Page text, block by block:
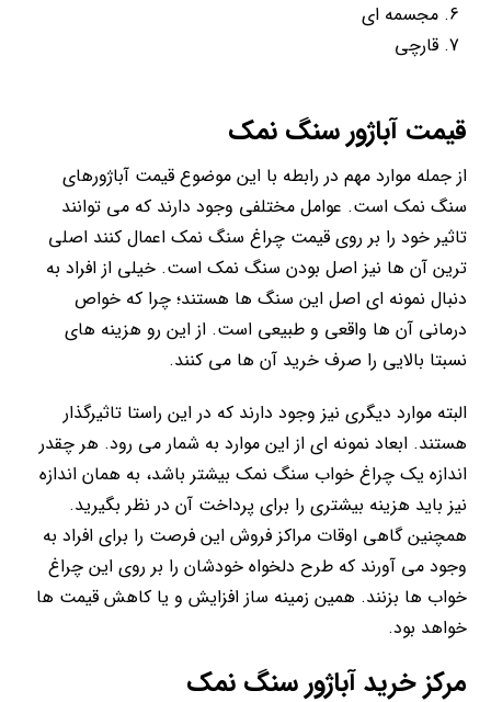
مجسمه ای
قارچی
قیمت آباژور سنگ نمک
از جمله موارد مهم در رابطه با این موضوع قیمت آباژورهای
سنگ نمک است. عوامل مختلفی وجود دارند که می توانند
تاثیر خود را بر روی قیمت چراغ سنگ نمک اعمال کنند اصلی
ترین آن ها نیز اصل بودن سنگ نمک است. خیلی از افراد به
دنبال نمونه ای اصل این سنگ ها هستند؛ چرا که خواص
درمانی آن ها واقعی و طبیعی است. از این رو هزینه های
نسبتا بالایی را صرف خرید آن ها می کنند.
البته موارد دیگری نیز وجود دارند که در این راستا تاثیرگذار
هستند. ابعاد نمونه ای از این موارد به شمار می رود. هر چقدر
اندازه یک چراغ خواب سنگ نمک بیشتر باشد، به همان اندازه
نیز باید هزینه بیشتری را برای پرداخت آن در نظر بگیرید.
همچنین گاهی اوقات مراکز فروش این فرصت را برای افراد به
وجود می آورند که طرح دلخواه خودشان را بر روی این چراغ
خواب ها بزنند. همین زمینه ساز افزایش و یا کاهش قیمت ها
خواهد بود.
مرکز خرید آباژور سنگ نمک